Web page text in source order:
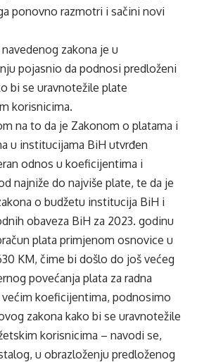
ponovno razmotri i sačini novi
navedenog zakona je u
pojasnio da podnosi predloženi
bi se uravnotežile plate
korisnicima.
na to da je Zakonom o platama i
u institucijama BiH utvrđen
odnos u koeficijentima i
najniže do najviše plate, te da je
o budžetu institucija BiH i
obaveza BiH za 2023. godinu
plata primjenom osnovice u
KM, čime bi došlo do još većeg
povećanja plata za radna
većim koeficijentima, podnosimo
zakona kako bi se uravnotežile
korisnicima – navodi se,
u obrazloženju predloženog